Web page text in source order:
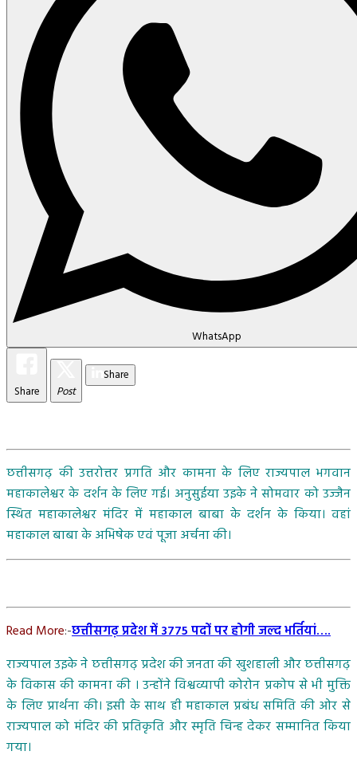
WhatsApp
Share Post
Share
छत्तीसगढ़ की उत्तरोत्तर प्रगति और कामना के लिए राज्यपाल भगवान
महाकालेश्वर के दर्शन के लिए गई। अनुसुईया उइके ने सोमवार को उज्जैन
स्थित महाकालेश्वर मंदिर में महाकाल बाबा के दर्शन के किया। वहां
महाकाल बाबा के अभिषेक एवं पूजा अर्चना की।
Read More:-छत्तीसगढ़ प्रदेश में 3775 पदों पर होगी जल्द भर्तियां….
राज्यपाल उइके ने छत्तीसगढ़ प्रदेश की जनता की खुशहाली और छत्तीसगढ़
के विकास की कामना की । उन्होंने विश्वव्यापी कोरोन प्रकोप से भी मुक्ति
के लिए प्रार्थना की। इसी के साथ ही महाकाल प्रबंध समिति की ओर से
राज्यपाल को मंदिर की प्रतिकृति और स्मृति चिन्ह देकर सम्मानित किया
गया।